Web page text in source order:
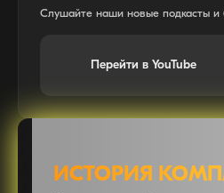
Слушайте наши новые подкасты и
Перейти в YouTube
ИСТОРИЯ